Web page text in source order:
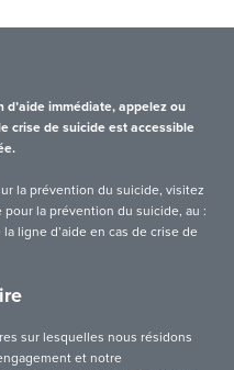
d’aide immédiate, appelez ou
crise de suicide est accessible
la prévention du suicide, visitez
pour la prévention du suicide, au :
ligne d’aide en cas de crise de
sur lesquelles nous résidons
et notre